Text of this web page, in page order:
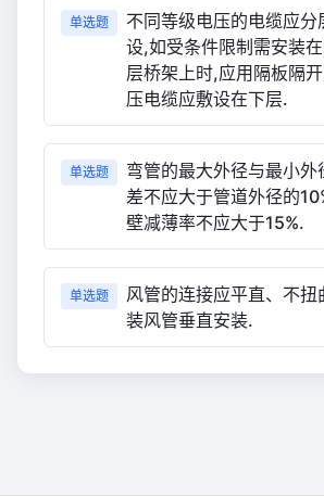
单选题
不同等级电压的电缆应分
设,如受条件限制需安装
层桥架上时,应用隔板隔
压电缆应敷设在下层.
单选题
弯管的最大外径与最小外
差不应大于管道外径的
壁减薄率不应大于15%.
单选题
风管的连接应平直、不扭
装风管垂直安装.